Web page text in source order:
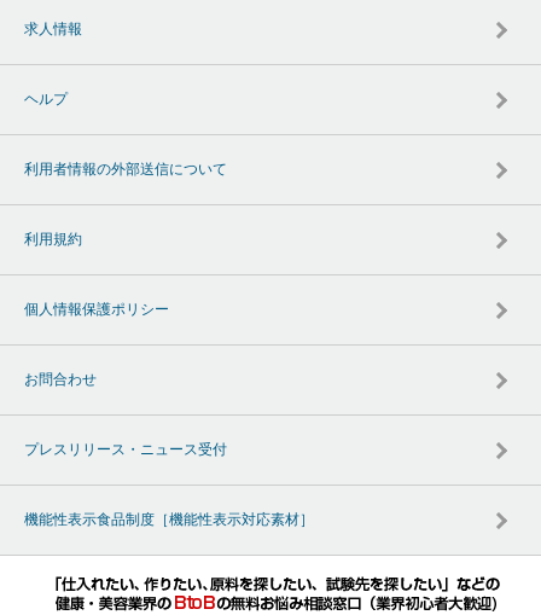
求人情報
ヘルプ
利用者情報の外部送信について
利用規約
個人情報保護ポリシー
お問合わせ
プレスリリース・ニュース受付
機能性表示食品制度［機能性表示対応素材］